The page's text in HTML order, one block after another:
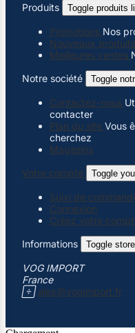
Produits Toggle produits
Promotions Nos
Nouveaux produits
Meilleures ventes
Notre société
Toggle
Contactez-nous
contacter
Plan du site Vous
cherchez
Magasins
Votre compte
Toggle
Suivi de
Connexion
Créez votre
Informations
Toggle
VOG IMPORT
France
 alex@vogimport.fr